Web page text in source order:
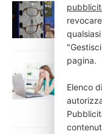
6
La
le
26
pagina.
Elenco